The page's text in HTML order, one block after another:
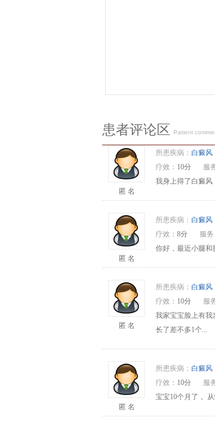
患者评论区 Patient
匿 名
所患疾病： 白癜风
疗效： 10分 服
我身上得了白癜风
匿 名
所患疾病： 白癜风
疗效： 8分 服务
你好，最近小腿和
匿 名
所患疾病： 白癜风
疗效： 10分 服
我家宝宝脸上有
长了差不多1个...
匿 名
所患疾病： 白癜风
疗效： 10分 服
宝宝10个月了，